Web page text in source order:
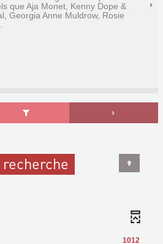
que Aja Monet, Kenny Dope &
Georgia Anne Muldrow, Rosie
1012